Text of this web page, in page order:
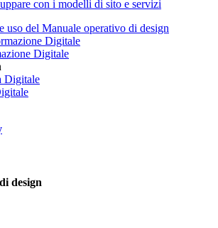
con i modelli di sito e servizi
uso del Manuale operativo di design
Digitale
design